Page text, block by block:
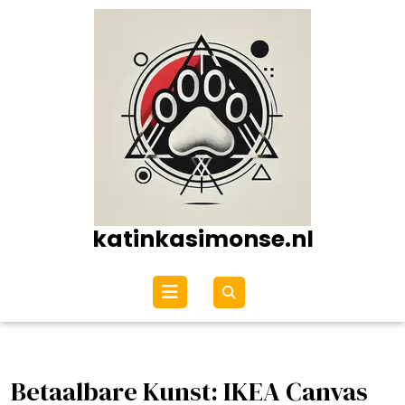
katinkasimonse.nl
Open
menu
Betaalbare Kunst: IKEA Canvas